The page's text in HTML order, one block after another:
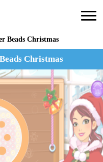
Beads Christmas
Christmas